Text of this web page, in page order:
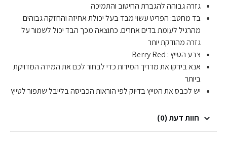
גזרה גבוהה להגברת החיטוב והתמיכה
בד מחטב: הפריט עשוי מבד בעל יכולת אחיזה והחזקה גבוהים
מהרגיל לעומת בדים אחרים. כתוצאה מכך הבד יכול לשמור על
גזרה מהודקת יותר
צבע הטייץ : Berry Red
אנא בידקו את מדריך המידות כדי לבחור לכם את המידה המדויקת
ביותר
יש לכבס את הטייץ בדיוק לפי הוראות הכביסה בלייבל שתפור לטייץ
חוות דעת (0)